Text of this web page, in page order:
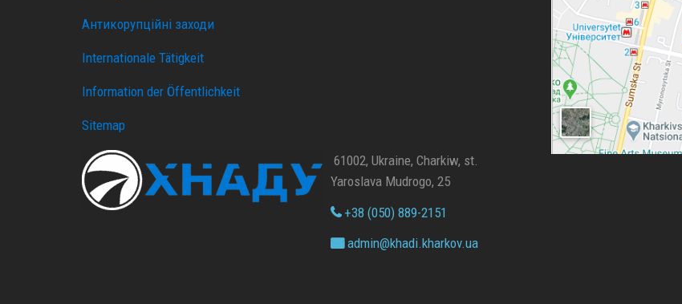
Антикорупційні заходи
Internationale Tätigkeit
Information der Öffentlichkeit
Sitemap
61002, Ukraine, Charkiw, st.
Yaroslava Mudrogo, 25
+38 (050) 889-2151
admin@khadi.kharkov.ua